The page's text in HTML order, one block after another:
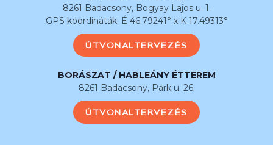
8261 Badacsony, Bogyay Lajos u. 1.
GPS koordináták: É 46.79241° x K 17.49313°
ÚTVONALTERVEZÉS
BORÁSZAT / HABLEÁNY ÉTTEREM
8261 Badacsony, Park u. 26.
ÚTVONALTERVEZÉS